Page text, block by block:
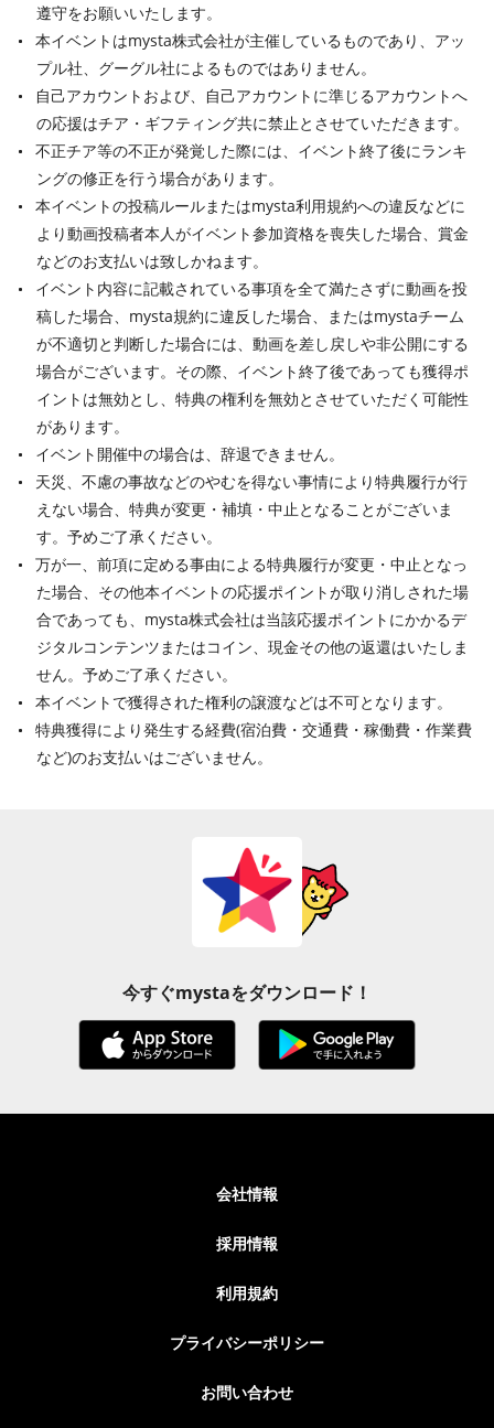
遵守をお願いいたします。
本イベントはmysta株式会社が主催しているものであり、アッ
プル社、グーグル社によるものではありません。
自己アカウントおよび、自己アカウントに準じるアカウントへ
の応援はチア・ギフティング共に禁止とさせていただきます。
不正チア等の不正が発覚した際には、イベント終了後にランキ
ングの修正を行う場合があります。
本イベントの投稿ルールまたはmysta利用規約への違反などに
より動画投稿者本人がイベント参加資格を喪失した場合、賞金
などのお支払いは致しかねます。
イベント内容に記載されている事項を全て満たさずに動画を投
稿した場合、mysta規約に違反した場合、またはmystaチーム
が不適切と判断した場合には、動画を差し戻しや非公開にする
場合がございます。その際、イベント終了後であっても獲得ポ
イントは無効とし、特典の権利を無効とさせていただく可能性
があります。
イベント開催中の場合は、辞退できません。
天災、不慮の事故などのやむを得ない事情により特典履行が行
えない場合、特典が変更・補填・中止となることがございま
す。予めご了承ください。
万が一、前項に定める事由による特典履行が変更・中止となっ
た場合、その他本イベントの応援ポイントが取り消しされた場
合であっても、mysta株式会社は当該応援ポイントにかかるデ
ジタルコンテンツまたはコイン、現金その他の返還はいたしま
せん。予めご了承ください。
本イベントで獲得された権利の譲渡などは不可となります。
特典獲得により発生する経費(宿泊費・交通費・稼働費・作業費
など)のお支払いはございません。
今すぐmystaをダウンロード！
会社情報
採用情報
利用規約
プライバシーポリシー
お問い合わせ